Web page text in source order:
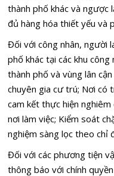
thành phố khác và ngược
đủ hàng hóa thiết yếu và
Đối với công nhân, người
phố khác tại các khu
thành phố và vùng lân
chuyên gia cư trú; Nơi có
cam kết thực hiện
nơi làm việc; Kiểm soát
nghiệm sàng lọc theo chỉ
Đối với các phương tiện
thông báo với chính